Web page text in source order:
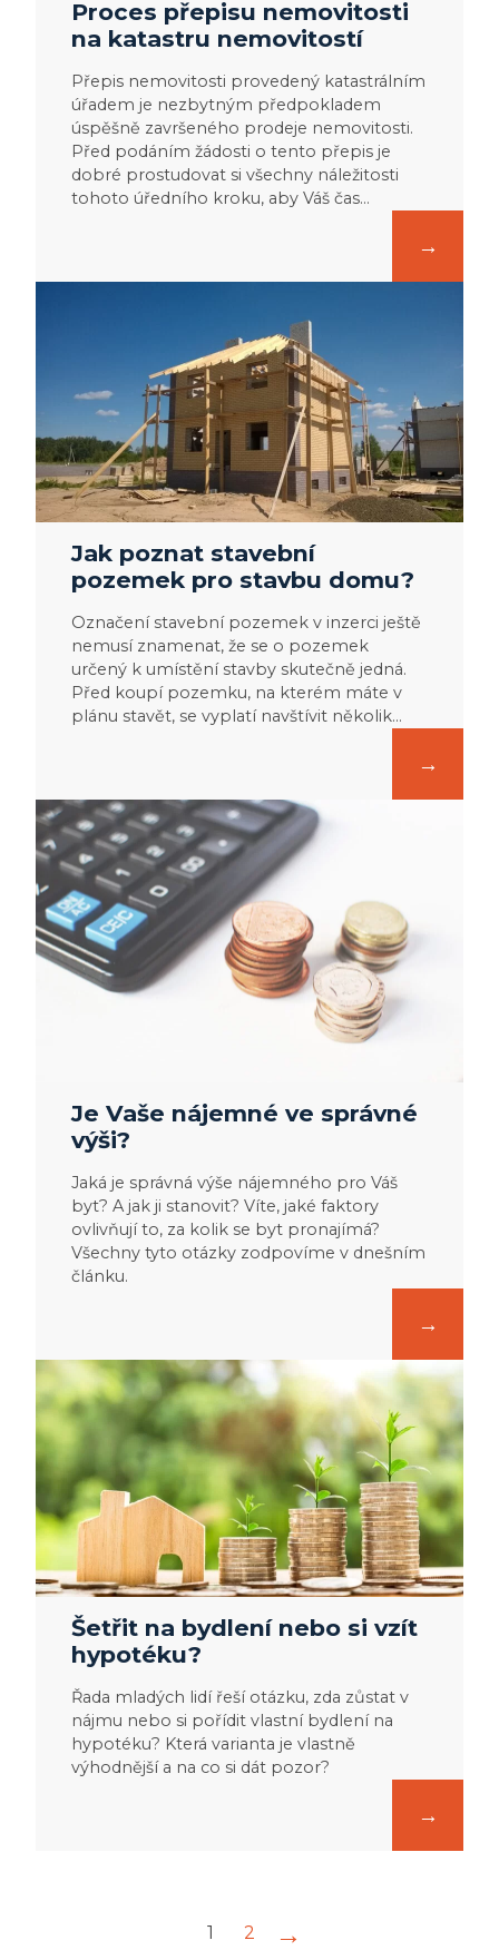
Proces přepisu nemovitosti
na katastru nemovitostí
Přepis nemovitosti provedený katastrálním
úřadem je nezbytným předpokladem
úspěšně završeného prodeje nemovitosti.
Před podáním žádosti o tento přepis je
dobré prostudovat si všechny náležitosti
tohoto úředního kroku, aby Váš čas…
Jak poznat stavební
pozemek pro stavbu domu?
Označení stavební pozemek v inzerci ještě
nemusí znamenat, že se o pozemek
určený k umístění stavby skutečně jedná.
Před koupí pozemku, na kterém máte v
plánu stavět, se vyplatí navštívit několik…
Je Vaše nájemné ve správné
výši?
Jaká je správná výše nájemného pro Váš
byt? A jak ji stanovit? Víte, jaké faktory
ovlivňují to, za kolik se byt pronajímá?
Všechny tyto otázky zodpovíme v dnešním
článku.
Šetřit na bydlení nebo si vzít
hypotéku?
Řada mladých lidí řeší otázku, zda zůstat v
nájmu nebo si pořídit vlastní bydlení na
hypotéku? Která varianta je vlastně
výhodnější a na co si dát pozor?
1 2 →